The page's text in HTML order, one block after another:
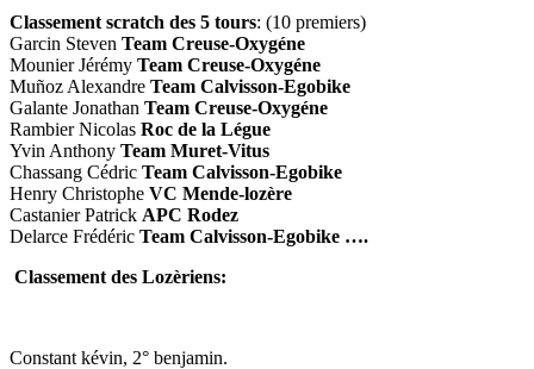
Classement scratch des 5 tours: (10 premiers)
Garcin Steven Team Creuse-Oxygéne
Mounier Jérémy Team Creuse-Oxygéne
Muñoz Alexandre Team Calvisson-Egobike
Galante Jonathan Team Creuse-Oxygéne
Rambier Nicolas Roc de la Légue
Yvin Anthony Team Muret-Vitus
Chassang Cédric Team Calvisson-Egobike
Henry Christophe VC Mende-lozère
Castanier Patrick APC Rodez
Delarce Frédéric Team Calvisson-Egobike ….
Classement des Lozèriens:
Constant kévin, 2° benjamin.